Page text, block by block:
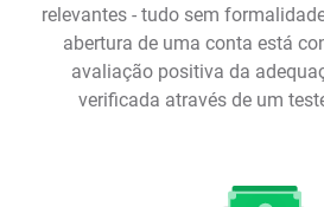
relevantes - tudo sem
abertura de uma conta está
avaliação positiva da
verificada através de um